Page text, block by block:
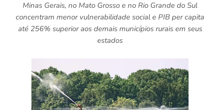
Minas Gerais, no Mato Grosso e no Rio Grande do Sul
concentram menor vulnerabilidade social e PIB per capita
até 256% superior aos demais municípios rurais em seus
estados